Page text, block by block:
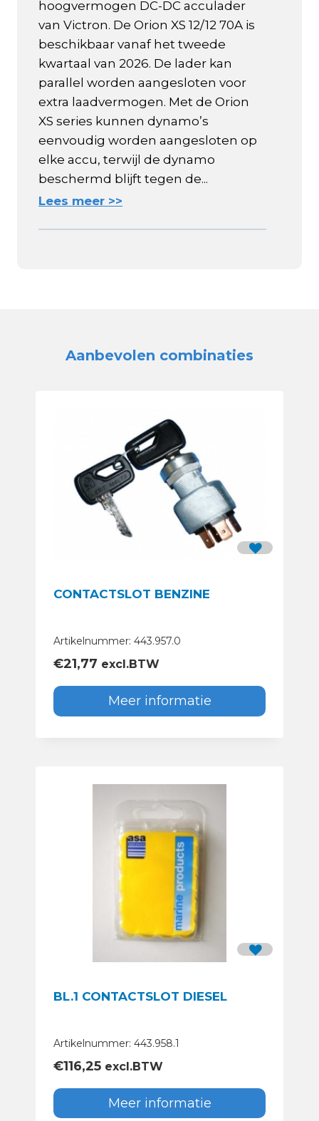
hoogvermogen DC-DC acculader
van Victron. De Orion XS 12/12 70A is
beschikbaar vanaf het tweede
kwartaal van 2026. De lader kan
parallel worden aangesloten voor
extra laadvermogen. Met de Orion
XS series kunnen dynamo’s
eenvoudig worden aangesloten op
elke accu, terwijl de dynamo
beschermd blijft tegen de...
Lees meer >>
Aanbevolen combinaties
CONTACTSLOT BENZINE
Artikelnummer: 443.957.0
€21,77 excl.BTW
Meer informatie
BL.1 CONTACTSLOT DIESEL
Artikelnummer: 443.958.1
€116,25 excl.BTW
Meer informatie